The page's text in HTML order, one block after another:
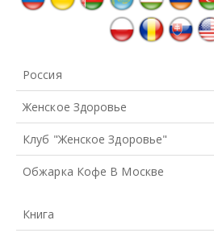
Россия
Женское Здоровье
Клуб "Женское Здоровье"
Обжарка Кофе В Москве
Книга